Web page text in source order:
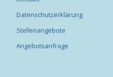
Datenschutzerklärung
Stellenangebote
Angebotsanfrage